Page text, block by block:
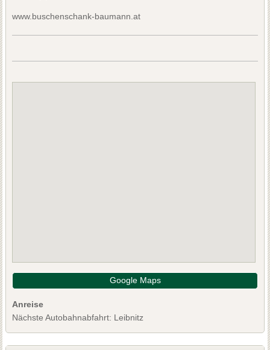
www.buschenschank-baumann.at
Google Maps
Anreise
Nächste Autobahnabfahrt: Leibnitz